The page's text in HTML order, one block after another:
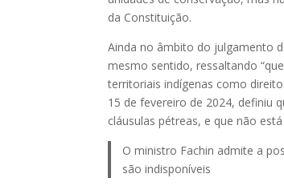
da Constituição.
Ainda no âmbito do julgamento
mesmo sentido, ressaltando
territoriais indígenas como
15 de fevereiro de 2024, definiu
cláusulas pétreas, e que não
O ministro Fachin admite a
são indisponíveis